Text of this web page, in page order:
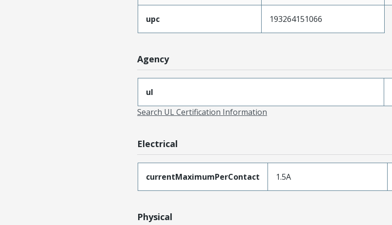
upc 193264151066
Agency
ul
Search UL Certification Information
Electrical
currentMaximumPerContact 1.5A
Physical